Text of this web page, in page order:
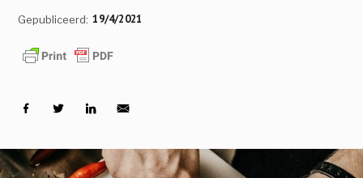
Gepubliceerd: 19/4/2021